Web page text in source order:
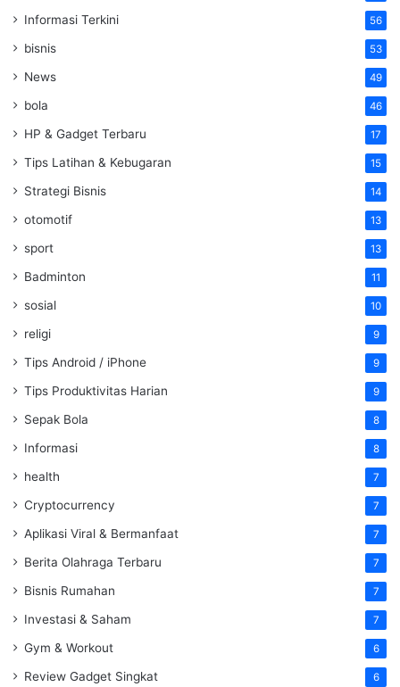
Informasi Terkini 56
bisnis 53
News 49
bola 46
HP & Gadget Terbaru 17
Tips Latihan & Kebugaran 15
Strategi Bisnis 14
otomotif 13
sport 13
Badminton 11
sosial 10
religi 9
Tips Android / iPhone 9
Tips Produktivitas Harian 9
Sepak Bola 8
Informasi 8
health 7
Cryptocurrency 7
Aplikasi Viral & Bermanfaat 7
Berita Olahraga Terbaru 7
Bisnis Rumahan 7
Investasi & Saham 7
Gym & Workout 6
Review Gadget Singkat 6